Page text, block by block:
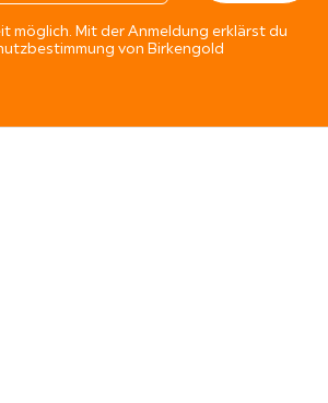
möglich. Mit der Anmeldung erklärst du
von Birkengold